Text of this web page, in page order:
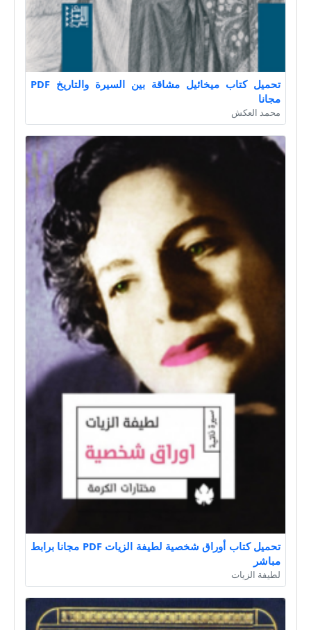
تحميل كتاب ميخائيل مشاقة بين السيرة والتاريخ PDF
مجانا
محمد العكش
تحميل كتاب أوراق شخصية لطيفة الزيات PDF مجانا برابط
مباشر
لطيفة الزيات